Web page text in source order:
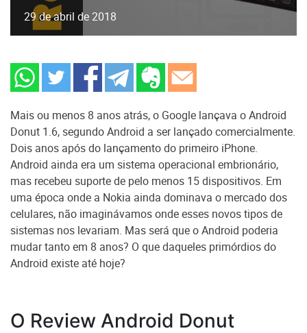
29 de abril de 2018
Mais ou menos 8 anos atrás, o Google lançava o Android
Donut 1.6, segundo Android a ser lançado comercialmente.
Dois anos após do lançamento do primeiro iPhone.
Android ainda era um sistema operacional embrionário,
mas recebeu suporte de pelo menos 15 dispositivos. Em
uma época onde a Nokia ainda dominava o mercado dos
celulares, não imaginávamos onde esses novos tipos de
sistemas nos levariam. Mas será que o Android poderia
mudar tanto em 8 anos? O que daqueles primórdios do
Android existe até hoje?
O Review Android Donut